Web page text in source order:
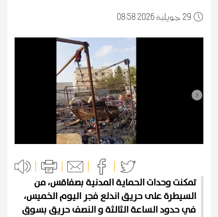
29 08:58 2026 جويلية
تمكنت وحدات الحماية المدنية بصفاقس، من
السيطرة على حريق اندلع فجر اليوم الخميس،
في حدود الساعة الثالثة و النصف حريق بسوق